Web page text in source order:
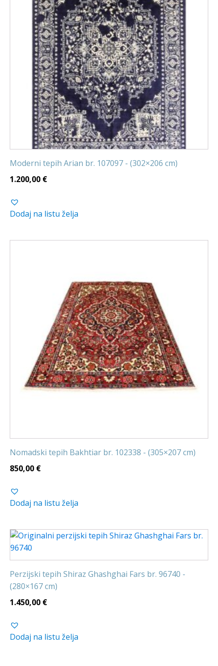
Moderni tepih Arian br. 107097 - (302×206 cm)
1.200,00 €
Dodaj na listu želja
Nomadski tepih Bakhtiar br. 102338 - (305×207 cm)
850,00 €
Dodaj na listu želja
Perzijski tepih Shiraz Ghashghai Fars br. 96740 -
(280×167 cm)
1.450,00 €
Dodaj na listu želja